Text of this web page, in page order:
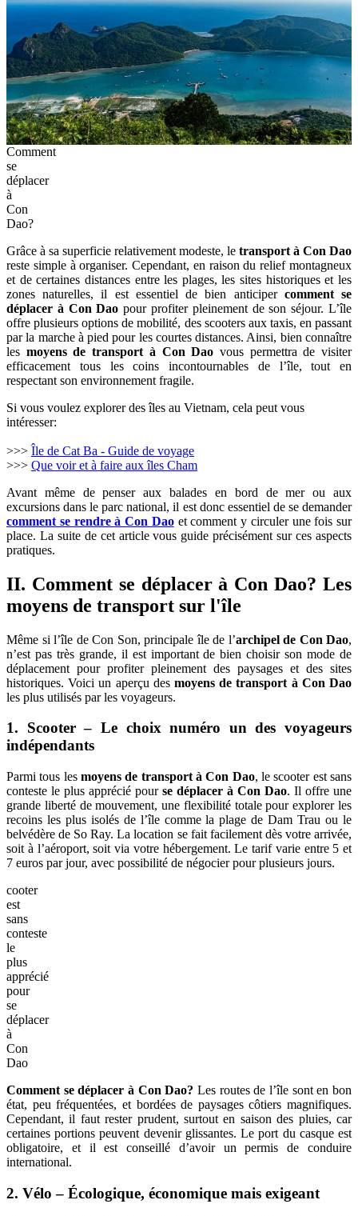
Comment
se
déplacer
à
Con
Dao?
Grâce à sa superficie relativement modeste, le transport à Con Dao
reste simple à organiser. Cependant, en raison du relief montagneux
et de certaines distances entre les plages, les sites historiques et les
zones naturelles, il est essentiel de bien anticiper comment se
déplacer à Con Dao pour profiter pleinement de son séjour. L’île
offre plusieurs options de mobilité, des scooters aux taxis, en passant
par la marche à pied pour les courtes distances. Ainsi, bien connaître
les moyens de transport à Con Dao vous permettra de visiter
efficacement tous les coins incontournables de l’île, tout en
respectant son environnement fragile.
Si vous voulez explorer des îles au Vietnam, cela peut vous
intéresser:
>>> Île de Cat Ba - Guide de voyage
>>> Que voir et à faire aux îles Cham
Avant même de penser aux balades en bord de mer ou aux
excursions dans le parc national, il est donc essentiel de se demander
comment se rendre à Con Daoet comment y circuler une fois sur
place. La suite de cet article vous guide précisément sur ces aspects
pratiques.
II. Comment se déplacer à Con Dao? Les
moyens de transport sur l'île
Même si l’île de Con Son, principale île de l’archipel de Con Dao,
n’est pas très grande, il est important de bien choisir son mode de
déplacement pour profiter pleinement des paysages et des sites
historiques. Voici un aperçu des moyens de transport à Con Dao
les plus utilisés par les voyageurs.
1. Scooter – Le choix numéro un des voyageurs
indépendants
Parmi tous les moyens de transport à Con Dao, le scooter est sans
conteste le plus apprécié pour se déplacer à Con Dao. Il offre une
grande liberté de mouvement, une flexibilité totale pour explorer les
recoins les plus isolés de l’île comme la plage de Dam Trau ou le
belvédère de So Ray. La location se fait facilement dès votre arrivée,
soit à l’aéroport, soit via votre hébergement. Le tarif varie entre 5 et
7 euros par jour, avec possibilité de négocier pour plusieurs jours.
cooter
est
sans
conteste
le
plus
apprécié
pour
se
déplacer
à
Con
Dao
Comment se déplacer à Con Dao? Les routes de l’île sont en bon
état, peu fréquentées, et bordées de paysages côtiers magnifiques.
Cependant, il faut rester prudent, surtout en saison des pluies, car
certaines portions peuvent devenir glissantes. Le port du casque est
obligatoire, et il est conseillé d’avoir un permis de conduire
international.
2. Vélo – Écologique, économique mais exigeant